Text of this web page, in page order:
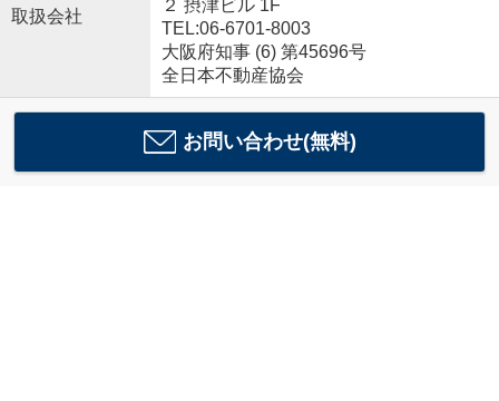
取扱会社
２ 摂津ビル 1F
TEL:06-6701-8003
大阪府知事 (6) 第45696号
全日本不動産協会
お問い合わせ(無料)